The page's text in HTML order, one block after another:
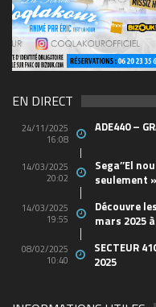
EN DIRECT
24/11/2025
16:08
ADE440 –
14/03/2025
20:02
Sega’’El
seulement
14/03/2025
19:55
Découvre
mars 2025
08/02/2025
10:40
SECTEUR
2025